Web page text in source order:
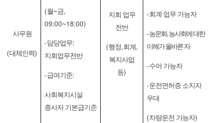
사무원
(대체인력)
(월~금,
09:00~18:00)
-담당업무:
지회업무전반
-급여기준:
사회복지시설
종사자 기본급기준
지회 업무
전반
(행정,회계 ,
복지사업
등)
-회계 업무 가능자
-농문화,농사회에 대한
이해가 올바른 자
-수어 가능자
-운전면허증 소지자
우대
(차량운전 가능자)